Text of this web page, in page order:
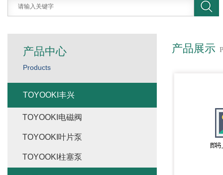
产品展示
产品中心
Products
TOYOOKI丰兴
TOYOOKI电磁阀
TOYOOKI叶片泵
TOYOOKI柱塞泵